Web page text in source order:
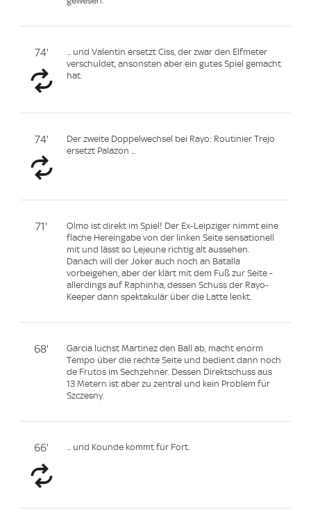
74'
... und Valentin ersetzt Ciss, der zwar den Elfmeter
verschuldet, ansonsten aber ein gutes Spiel gemacht
hat.
74'
Der zweite Doppelwechsel bei Rayo: Routinier Trejo
ersetzt Palazon ...
71'
Olmo ist direkt im Spiel! Der Ex-Leipziger nimmt eine
flache Hereingabe von der linken Seite sensationell
mit und lässt so Lejeune richtig alt aussehen.
Danach will der Joker auch noch an Batalla
vorbeigehen, aber der klärt mit dem Fuß zur Seite -
allerdings auf Raphinha, dessen Schuss der Rayo-
Keeper dann spektakulär über die Latte lenkt.
68'
Garcia luchst Martinez den Ball ab, macht enorm
Tempo über die rechte Seite und bedient dann noch
de Frutos im Sechzehner. Dessen Direktschuss aus
13 Metern ist aber zu zentral und kein Problem für
Szczesny.
66' ... und Kounde kommt für Fort.